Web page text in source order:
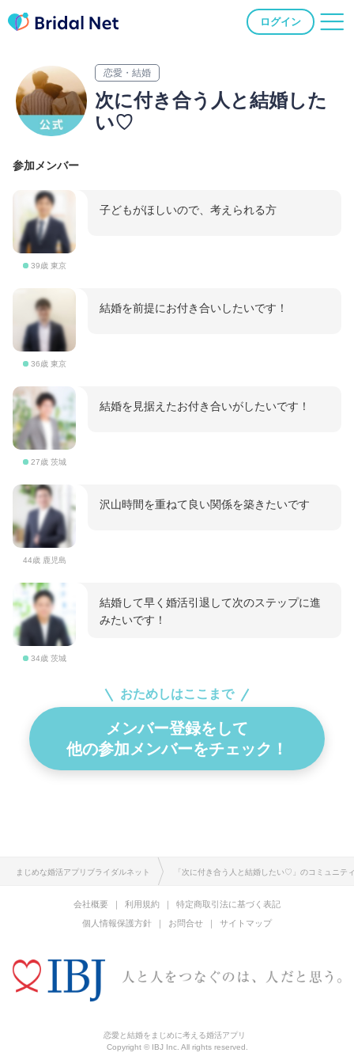
ログイン
恋愛・結婚
次に付き合う人と結婚した
い♡
参加メンバー
39歳 東京
子どもがほしいので、考えられる方
36歳 東京
結婚を前提にお付き合いしたいです！
27歳 茨城
結婚を見据えたお付き合いがしたいです！
44歳 鹿児島
沢山時間を重ねて良い関係を築きたいです
34歳 茨城
結婚して早く婚活引退して次のステップに進
みたいです！
おためしはここまで
メンバー登録をして
他の参加メンバーをチェック！
まじめな婚活アプリブライダルネット 「次に付き合う人と結婚したい♡」のコミュニテ
会社概要 利用規約
特定商取引法に基づく表記
個人情報保護方針
お問合せ サイトマップ
恋愛と結婚をまじめに考える婚活アプリ
Copyright © IBJ Inc. All rights reserved.